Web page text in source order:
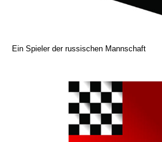
Ein Spieler der russischen Mannschaft